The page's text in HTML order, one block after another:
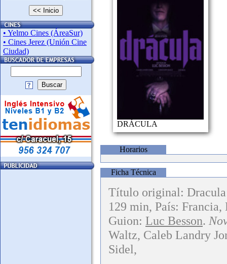
<< Inicio
• Yelmo Cines (ÁreaSur)
• Cines Jerez (Unión Cine
Ciudad)
Buscar
DRÁCULA
Horarios
Ficha Técnica
Título original:
129 min, País:
Guion: Luc Besson.
Waltz, Caleb Landry
Sidel,